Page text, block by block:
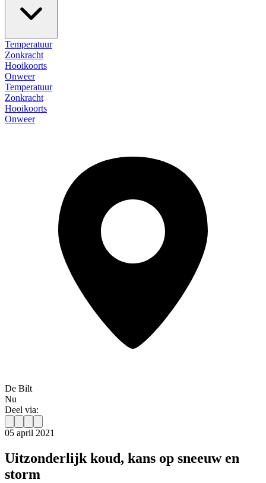
Temperatuur
Zonkracht
Hooikoorts
Onweer
Temperatuur
Zonkracht
Hooikoorts
Onweer
De Bilt
Nu
Deel via:
05 april 2021
Uitzonderlijk koud, kans op sneeuw en
storm